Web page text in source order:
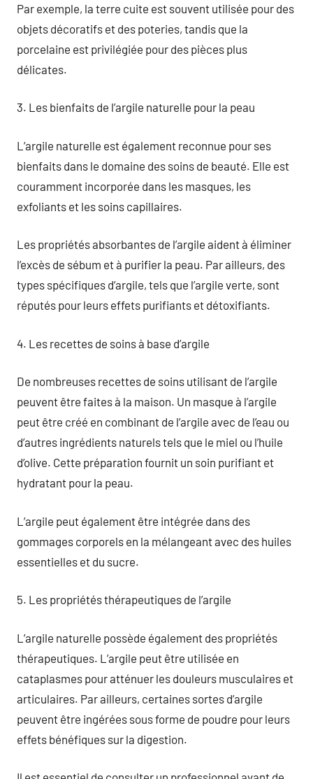
Par exemple, la terre cuite est souvent utilisée pour des
objets décoratifs et des poteries, tandis que la
porcelaine est privilégiée pour des pièces plus
délicates.
3. Les bienfaits de l’argile naturelle pour la peau
L’argile naturelle est également reconnue pour ses
bienfaits dans le domaine des soins de beauté. Elle est
couramment incorporée dans les masques, les
exfoliants et les soins capillaires.
Les propriétés absorbantes de l’argile aident à éliminer
l’excès de sébum et à purifier la peau. Par ailleurs, des
types spécifiques d’argile, tels que l’argile verte, sont
réputés pour leurs effets purifiants et détoxifiants.
4. Les recettes de soins à base d’argile
De nombreuses recettes de soins utilisant de l’argile
peuvent être faites à la maison. Un masque à l’argile
peut être créé en combinant de l’argile avec de l’eau ou
d’autres ingrédients naturels tels que le miel ou l’huile
d’olive. Cette préparation fournit un soin purifiant et
hydratant pour la peau.
L’argile peut également être intégrée dans des
gommages corporels en la mélangeant avec des huiles
essentielles et du sucre.
5. Les propriétés thérapeutiques de l’argile
L’argile naturelle possède également des propriétés
thérapeutiques. L’argile peut être utilisée en
cataplasmes pour atténuer les douleurs musculaires et
articulaires. Par ailleurs, certaines sortes d’argile
peuvent être ingérées sous forme de poudre pour leurs
effets bénéfiques sur la digestion.